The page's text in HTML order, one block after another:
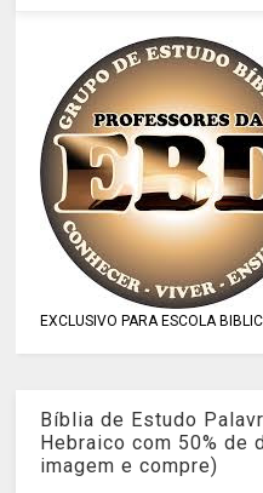
EXCLUSIVO PARA ESCOLA
Bíblia de Estudo
Hebraico com 50% de
imagem e compre)